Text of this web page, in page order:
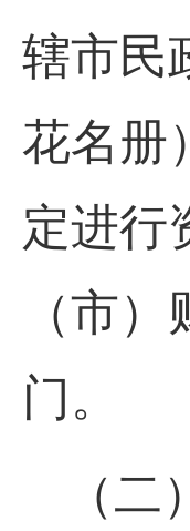
辖市民
花名册
定进行
（市
门。
（二